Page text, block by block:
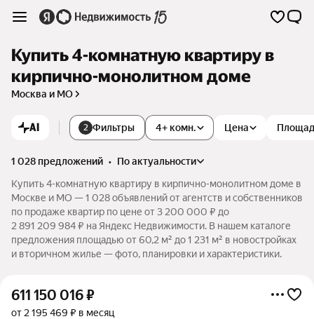
Купить 4-комнатную квартиру в
кирпично-монолитном доме
Москва и МО
AI 2 Фильтры 4+ комн. Цена
1 028 предложений •
по актуальности
Купить 4-комнатную квартиру в кирпично-монолитном доме в
Москве и МО — 1 028 объявлений от агентств и собственников
по продаже квартир по цене от 3 200 000 ₽ до
2 891 209 984 ₽ на Яндекс Недвижимости. В нашем каталоге
предложения площадью от 60,2 м² до 1 231 м² в новостройках
и вторичном жилье — фото, планировки и характеристики.
611 150 016₽
от 2 195 469 ₽ в месяц